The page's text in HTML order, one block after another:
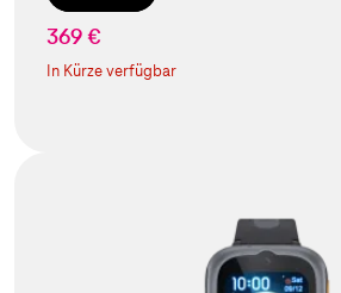
369 €
In Kürze verfügbar